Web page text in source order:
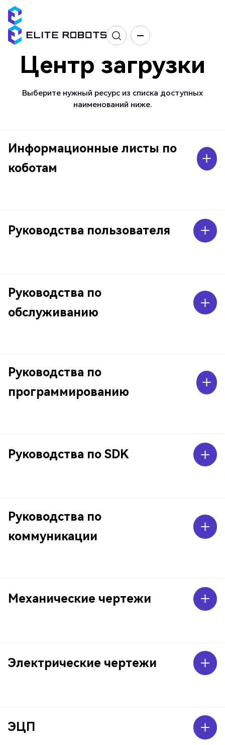
Центр загрузки
Выберите нужный ресурс из списка доступных
наименований ниже.
Информационные листы по
коботам
Руководства пользователя
Руководства по
обслуживанию
Руководства по
программированию
Руководства по SDK
Руководства по
коммуникации
Механические чертежи
Электрические чертежи
ЭЦП